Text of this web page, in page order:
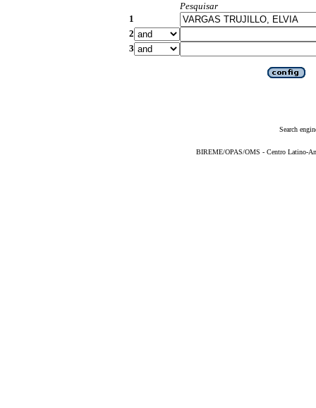
Pesquisar
1
2
3
Search
BIREME/OPAS/OMS - Centro Latino-